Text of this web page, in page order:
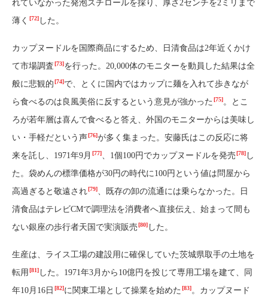
れていなかった発泡スチロールを採り、厚さ2センチを2ミリまで
薄く [72] した。
カップヌードルを国際商品にするため、日清食品は2年近くかけ
て市場調査[73]を行った。20,000体のモニターを動員した結果は全
般に悲観的[74]で、とくに国内ではカップに麺を入れて歩きなが
ら食べるのは良風美俗に反するという意見が強かった [75]。とこ
ろが若年層は喜んで食べると答え、外国のモニターからは美味し
い・手軽だという声[76]が多く集まった。安藤氏はこの反応に将
来を託し、1971年9月 [77]、1個100円でカップヌードルを発売[78] し
た。袋めんの標準価格が30円の時代に100円という値は問屋から
高過ぎると敬遠され[79]、既存の卸の流通には乗らなかった。日
清食品はテレビCMで調理法を消費者へ直接伝え、始まって間も
ない銀座の歩行者天国で実演販売[80] した。
生産は、ライス工場の建設用に確保していた茨城県取手の土地を
転用 [81] した。1971年3月から10億円を投じて専用工場を建て、同
年10月16日 [82]に関東工場として操業を始めた [83]。カップヌード